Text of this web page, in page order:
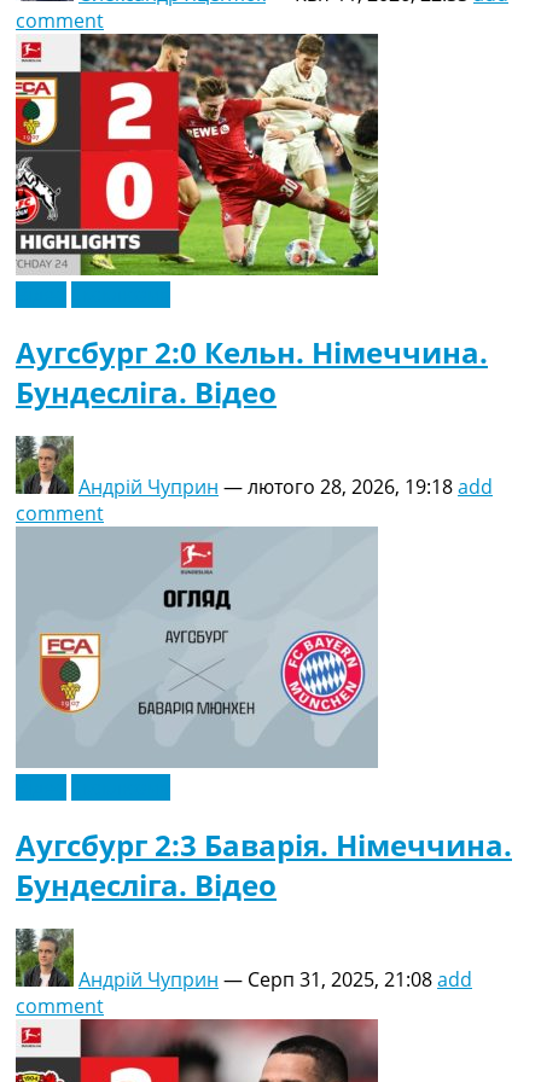
comment
Аугсбург 2:0 Кельн. Німеччина.
Бундесліга. Відео
Андрій Чуприн —лютого 28, 2026, 19:18add
comment
Аугсбург 2:3 Баварія. Німеччина.
Бундесліга. Відео
Андрій Чуприн — Серп 31, 2025, 21:08add
comment